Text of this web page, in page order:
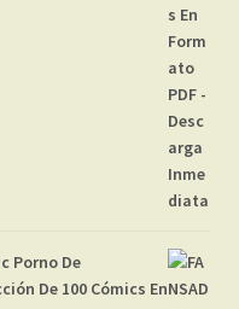
Porno De
De 100 Cómics En